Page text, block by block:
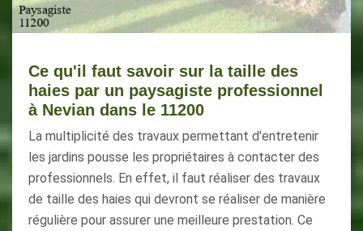
Ce qu'il faut savoir sur la taille des
haies par un paysagiste professionnel
à Nevian dans le 11200
La multiplicité des travaux permettant d'entretenir
les jardins pousse les propriétaires à contacter des
professionnels. En effet, il faut réaliser des travaux
de taille des haies qui devront se réaliser de manière
régulière pour assurer une meilleure prestation. Ce